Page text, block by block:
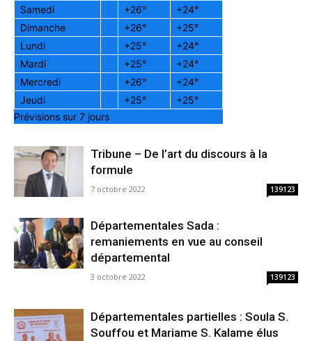
Samedi
+26° +24°
Dimanche
+26° +25°
Lundi
+25° +24°
Mardi
+25° +24°
Mercredi
+26° +24°
Jeudi
+25° +25°
Prévisions sur 7 jours
Tribune – De l’art du discours à la
formule
7 octobre 2022 139123
Départementales Sada :
remaniements en vue au conseil
départemental
3 octobre 2022 139123
Départementales partielles : Soula S.
Souffou et Mariame S. Kalame élus